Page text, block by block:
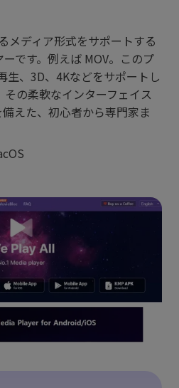
メディア形式をサポートする
です。例えば MOV。このプ
生、3D、4Kなどをサポートし
の柔軟なインターフェイス
えた、初心者から専門家ま